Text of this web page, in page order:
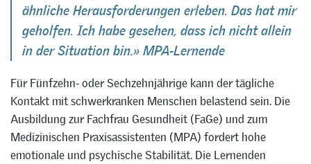
ähnliche Herausforderungen erleben. Das hat mir
geholfen. Ich habe gesehen, dass ich nicht allein
in der Situation bin.» MPA-Lernende
Für Fünfzehn- oder Sechzehnjährige kann der tägliche
Kontakt mit schwerkranken Menschen belastend sein. Die
Ausbildung zur Fachfrau Gesundheit (FaGe) und zum
Medizinischen Praxisassistenten (MPA) fordert hohe
emotionale und psychische Stabilität. Die Lernenden